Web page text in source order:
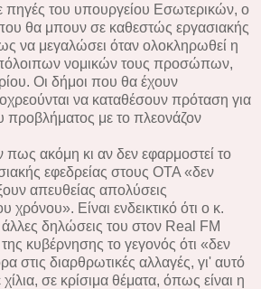
του υπουργείου Εσωτερικών, ο
θα μπουν σε καθεστώς εργασιακής
να μεγαλώσει όταν ολοκληρωθεί η
νομικών τους προσώπων,
Οι δήμοι που θα έχουν
να καταθέσουν πρόταση για
προβλήματος με το πλεονάζον
πως ακόμη κι αν δεν εφαρμοστεί το
εφεδρείας στους ΟΤΑ «δεν
απευθείας απολύσεις
χρόνου». Είναι ενδεικτικό ότι ο κ.
δηλώσεις του στον Real FM
κυβέρνησης το γεγονός ότι «δεν
στις διαρθρωτικές αλλαγές, γι' αυτό
σε κρίσιμα θέματα, όπως είναι η